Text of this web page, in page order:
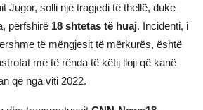
Jugor, solli një tragjedi të thellë, duke
përfshirë 18 shtetas të huaj. Incidenti, i
të mëngjesit të mërkurës, është
më të rënda të këtij lloji që kanë
që nga viti 2022.